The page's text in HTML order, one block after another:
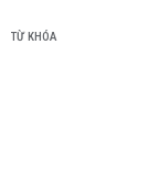
TỪ KHÓA